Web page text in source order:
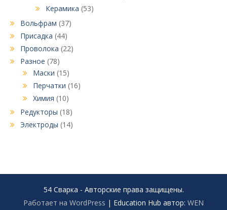
Керамика (53)
Вольфрам (37)
Присадка (44)
Проволока (22)
Разное (78)
Маски (15)
Перчатки (16)
Химия (10)
Редукторы (18)
Электроды (14)
54 Сварка - Авторские права защищены.
Работает на WordPress | Education Hub автор: WEN